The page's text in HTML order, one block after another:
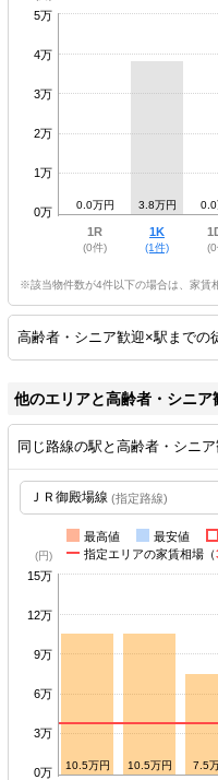
5万
4万
3万
2万
1万
0万
0.0万円 3.8万円 0.0
1R
(0件)
1K
(1件)
※該当物件数が4件以下の場合は、家賃
高齢者・シニア歓迎×駅までの
他のエリアと高齢者・シニ
同じ路線の駅と高齢者・シニ
(指定路線)
最高値 最安値
指定エリアの家賃相場（
15万
12万
9万
6万
3万
0万
3.8万円 10.5万円 10.5万円 7.5